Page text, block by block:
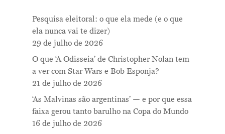
Pesquisa eleitoral: o que ela mede (e o que
ela nunca vai te dizer)
29 de julho de 2026
O que ‘A Odisseia’ de Christopher Nolan tem
a ver com Star Wars e Bob Esponja?
21 de julho de 2026
‘As Malvinas são argentinas’ — e por que essa
faixa gerou tanto barulho na Copa do Mundo
16 de julho de 2026